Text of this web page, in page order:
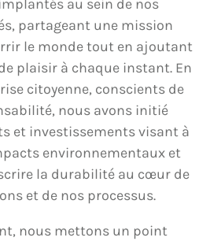
au sein de nos
partageant une mission
le monde tout en ajoutant
plaisir à chaque instant. En
citoyenne, conscients de
nous avons initié
et investissements visant à
environnementaux et
la durabilité au cœur de
et de nos processus.
nous mettons un point